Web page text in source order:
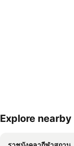
Explore